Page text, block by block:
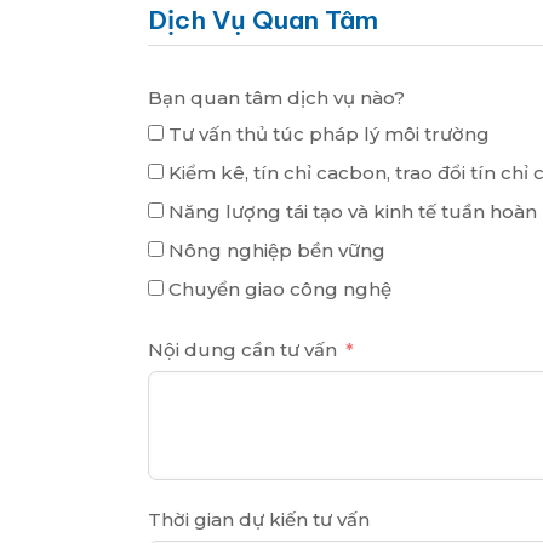
Dịch Vụ Quan Tâm
Bạn quan tâm dịch vụ nào?
Tư vấn thủ túc pháp lý môi trường
Kiểm kê, tín chỉ cacbon, trao đổi tín chỉ
Năng lượng tái tạo và kinh tế tuần hoàn
Nông nghiệp bền vững
Chuyển giao công nghệ
Nội dung cần tư vấn
Thời gian dự kiến tư vấn